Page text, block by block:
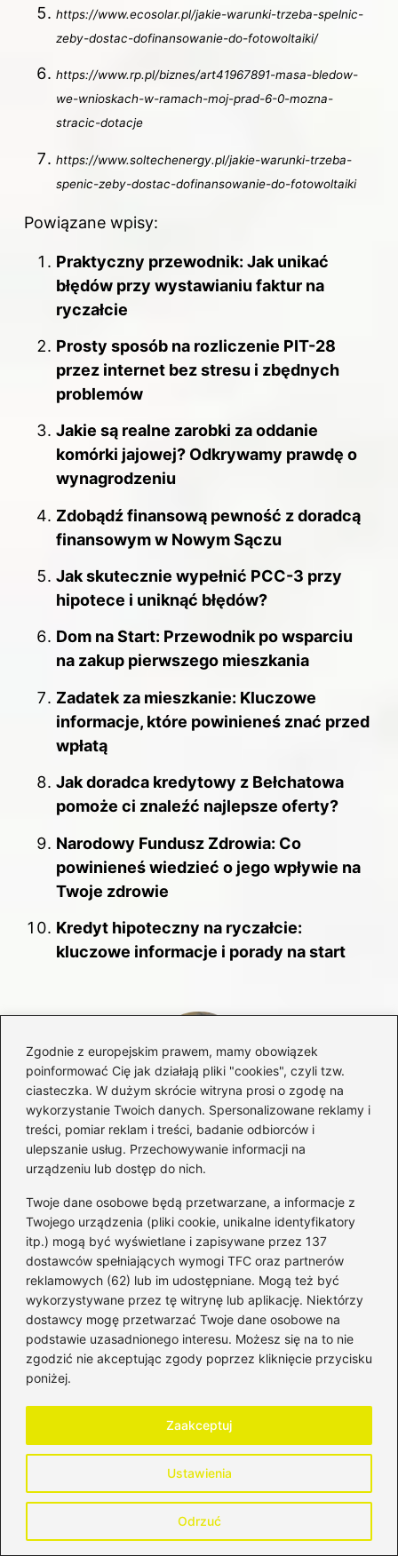
Zgodnie z europejskim prawem, mamy obowiązek
poinformować Cię jak działają pliki "cookies", czyli tzw.
ciasteczka. W dużym skrócie witryna prosi o zgodę na
wykorzystanie Twoich danych. Spersonalizowane reklamy i
treści, pomiar reklam i treści, badanie odbiorców i
ulepszanie usług. Przechowywanie informacji na
urządzeniu lub dostęp do nich.
Twoje dane osobowe będą przetwarzane, a informacje z
Twojego urządzenia (pliki cookie, unikalne identyfikatory
itp.) mogą być wyświetlane i zapisywane przez 137
dostawców spełniających wymogi TFC oraz partnerów
reklamowych (62) lub im udostępniane. Mogą też być
wykorzystywane przez tę witrynę lub aplikację. Niektórzy
dostawcy mogę przetwarzać Twoje dane osobowe na
podstawie uzasadnionego interesu. Możesz się na to nie
zgodzić nie akceptując zgody poprzez kliknięcie przycisku
poniżej.
Ustawienia
Odrzuć
Zaakceptuj
https://www.ecosolar.pl/jakie-warunki-trzeba-spelnic-
zeby-dostac-dofinansowanie-do-fotowoltaiki/
https://www.rp.pl/biznes/art41967891-masa-bledow-
we-wnioskach-w-ramach-moj-prad-6-0-mozna-
stracic-dotacje
https://www.soltechenergy.pl/jakie-warunki-trzeba-
spenic-zeby-dostac-dofinansowanie-do-fotowoltaiki
Powiązane wpisy:
Praktyczny przewodnik: Jak unikać
błędów przy wystawianiu faktur na
ryczałcie
Prosty sposób na rozliczenie PIT-28
przez internet bez stresu i zbędnych
problemów
Jakie są realne zarobki za oddanie
komórki jajowej? Odkrywamy prawdę o
wynagrodzeniu
Zdobądź finansową pewność z doradcą
finansowym w Nowym Sączu
Jak skutecznie wypełnić PCC-3 przy
hipotece i uniknąć błędów?
Dom na Start: Przewodnik po wsparciu
na zakup pierwszego mieszkania
Zadatek za mieszkanie: Kluczowe
informacje, które powinieneś znać przed
wpłatą
Jak doradca kredytowy z Bełchatowa
pomoże ci znaleźć najlepsze oferty?
Narodowy Fundusz Zdrowia: Co
powinieneś wiedzieć o jego wpływie na
Twoje zdrowie
Kredyt hipoteczny na ryczałcie:
kluczowe informacje i porady na start
Bartosz Tomczyk
Bartosz, czyli autor bloga HistoriaPieniadza.pl, od lat
kapitałowych. Interesuje się zarówno historią pieniądza i
systemów finansowych, jak i współczesnymi mechanizmami
rządzącymi giełdą, walutami oraz globalną gospodarką.
Na blogu analizuje zagadnienia związane z bankowością,
funkcjonowaniem instytucji finansowych, inwestowaniem na
giełdzie, rynkiem walutowym oraz zmianami, które
wpływają na wartość pieniądza w czasie. Stawia na
merytoryczne podejście, jasne tłumaczenie złożonych
tematów i kontekst historyczny, który pomaga lepiej
zrozumieć dzisiejsze decyzje finansowe.
Kredyt na mieszkanie dla przedsiębiorcy – co musisz
wiedzieć, aby nie dać się zaskoczyć?
Stopa rentowności jako tajemnica sukcesu: jak
uniknąć finansowych strat w biznesie